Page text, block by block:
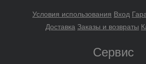
Условия использования Вход
Доставка Заказы и возвраты
Сервис